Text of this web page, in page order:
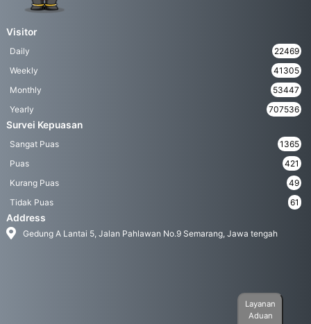
Visitor
Daily
22469
Weekly
41305
Monthly
53447
Yearly
707536
Survei Kepuasan
Sangat Puas
1365
Puas
421
Kurang Puas
49
Tidak Puas
61
Address
Gedung A Lantai 5, Jalan Pahlawan No.9 Semarang, Jawa tengah
Layanan
Aduan